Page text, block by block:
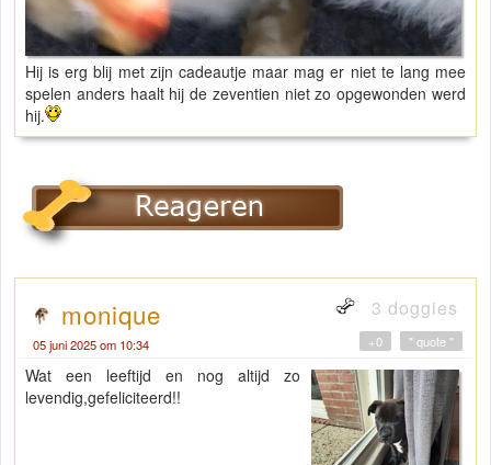
Hij is erg blij met zijn cadeautje maar mag er niet te lang mee
spelen anders haalt hij de zeventien niet zo opgewonden werd
hij.
monique 3 doggies
05 juni 2025 om 10:34 " quote "
+0
Wat een leeftijd en nog altijd zo
levendig,gefeliciteerd!!